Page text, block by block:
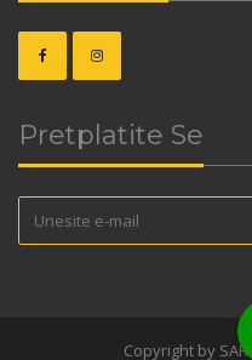
Pretplatite Se
Copyright by